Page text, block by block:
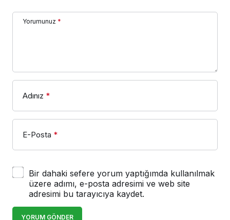
Yorumunuz *
Adınız *
E-Posta *
Bir dahaki sefere yorum yaptığımda kullanılmak
üzere adımı, e-posta adresimi ve web site
adresimi bu tarayıcıya kaydet.
YORUM GÖNDER